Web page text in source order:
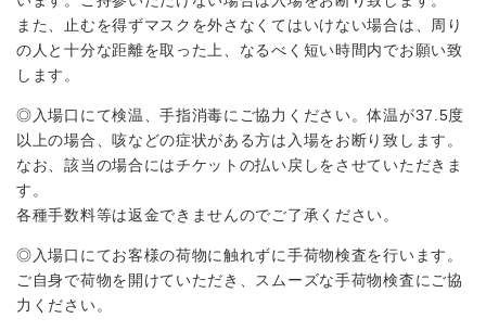
また、止むを得ずマスクを外さなくてはいけない場合は、周り
の人と十分な距離を取った上、なるべく短い時間内でお願い致
します。
◎入場口にて検温、手指消毒にご協力ください。体温が37.5度
以上の場合、咳などの症状がある方は入場をお断り致します。
なお、該当の場合にはチケットの払い戻しをさせていただきま
す。
各種手数料等は返金できませんのでご了承ください。
◎入場口にてお客様の荷物に触れずに手荷物検査を行います。
ご自身で荷物を開けていただき、スムーズな手荷物検査にご協
力ください。